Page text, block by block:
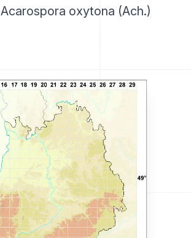
Acarospora oxytona (Ach.)